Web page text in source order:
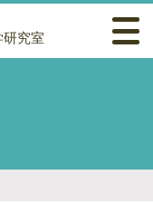
究室